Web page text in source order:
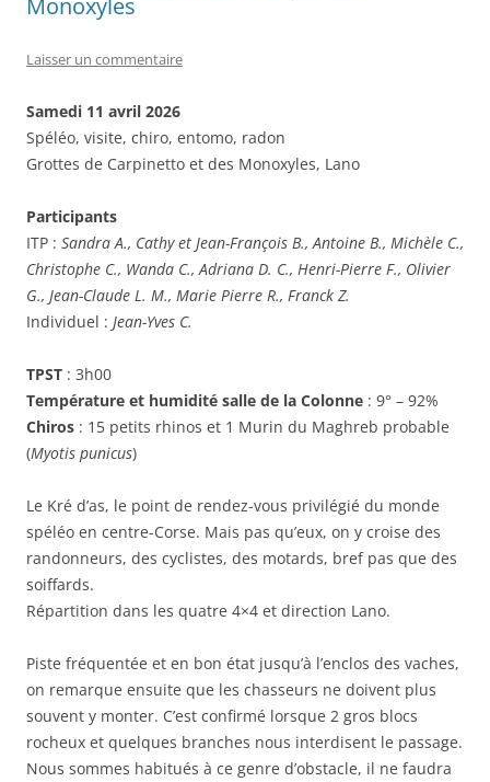
Monoxyles
Laisser un commentaire
Samedi 11 avril 2026
Spéléo, visite, chiro, entomo, radon
Grottes de Carpinetto et des Monoxyles, Lano
Participants
ITP : Sandra A., Cathy et Jean-François B., Antoine B., Michèle C.,
Christophe C., Wanda C., Adriana D. C., Henri-Pierre F., Olivier
G., Jean-Claude L. M., Marie Pierre R., Franck Z.
Individuel : Jean-Yves C.
TPST : 3h00
Température et humidité salle de la Colonne : 9° – 92%
Chiros : 15 petits rhinos et 1 Murin du Maghreb probable
(Myotis punicus)
Le Kré d’as, le point de rendez-vous privilégié du monde
spéléo en centre-Corse. Mais pas qu’eux, on y croise des
randonneurs, des cyclistes, des motards, bref pas que des
soiffards.
Répartition dans les quatre 4×4 et direction Lano.
Piste fréquentée et en bon état jusqu’à l’enclos des vaches,
on remarque ensuite que les chasseurs ne doivent plus
souvent y monter. C’est confirmé lorsque 2 gros blocs
rocheux et quelques branches nous interdisent le passage.
Nous sommes habitués à ce genre d’obstacle, il ne faudra